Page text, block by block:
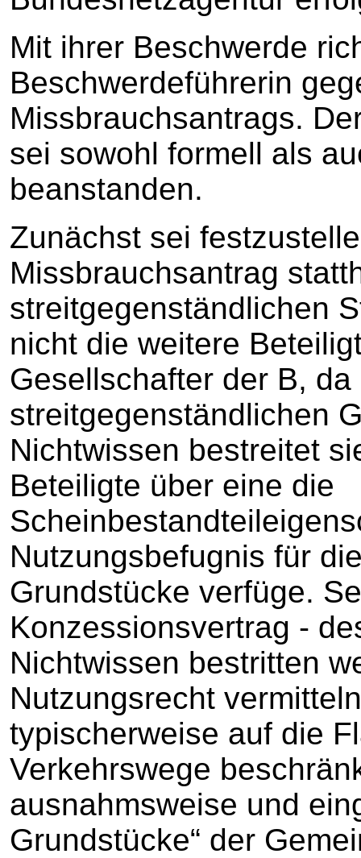
Mit ihrer Beschwerde
Beschwerdeführerin
Missbrauchsantrags.
sei sowohl formell als
beanstanden.
Zunächst sei
Missbrauchsantrag
streitgegenständlichen
nicht die weitere
Gesellschafter der B,
streitgegenständlichen
Nichtwissen bestreitet
Beteiligte über eine die
Nutzungsbefugnis für
Grundstücke verfüge.
Konzessionsvertrag -
Nichtwissen bestritten
Nutzungsrecht
typischerweise auf die
Verkehrswege
ausnahmsweise und
Grundstücke“ der